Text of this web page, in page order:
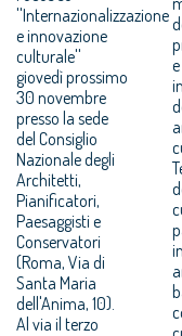
''Internazionalizzazione
e innovazione
culturale''
giovedì prossimo
30 novembre
presso la sede
del Consiglio
Nazionale degli
Architetti,
Pianificatori,
Paesaggisti e
Conservatori
(Roma, Via di
Santa Maria
dell'Anima, 10).
Al via il terzo
e